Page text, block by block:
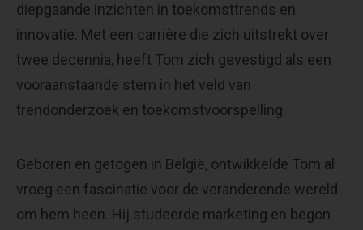
diepgaande inzichten in toekomsttrends en
innovatie. Met een carrière die zich uitstrekt over
twee decennia, heeft Tom zich gevestigd als een
vooraanstaande stem in het veld van
trendonderzoek en toekomstvoorspelling.
Geboren en getogen in België, ontwikkelde Tom al
vroeg een fascinatie voor de veranderende wereld
om hem heen. Hij studeerde marketing en begon